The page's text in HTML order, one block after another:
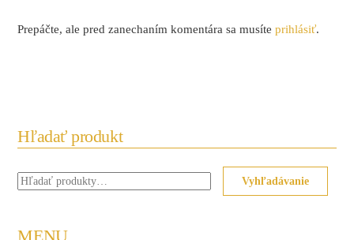
Prepáčte, ale pred zanechaním komentára sa musíteprihlásiť.
Hľadať produkt
Hľadať: Vyhľadávanie
MENU